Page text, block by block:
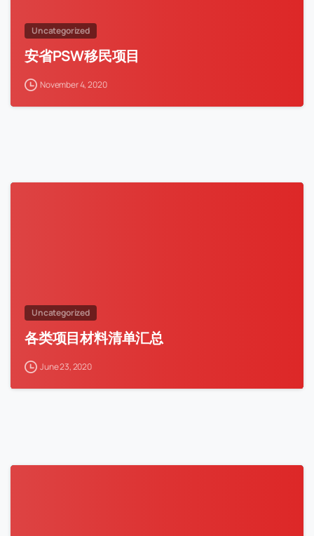
Uncategorized
安省PSW移民项目
November 4, 2020
Uncategorized
各类项目材料清单汇总
June 23, 2020